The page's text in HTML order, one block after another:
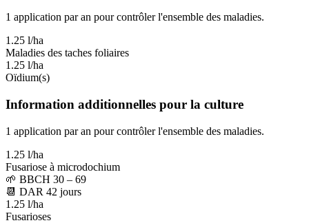
1 application par an pour contrôler l'ensemble des maladies.
1.25 l/ha
Maladies des taches foliaires
1.25 l/ha
Oïdium(s)
Information additionnelles pour la culture
1 application par an pour contrôler l'ensemble des maladies.
1.25 l/ha
Fusariose à microdochium
🌱 BBCH 30 – 69
📆 DAR 42 jours
1.25 l/ha
Fusarioses